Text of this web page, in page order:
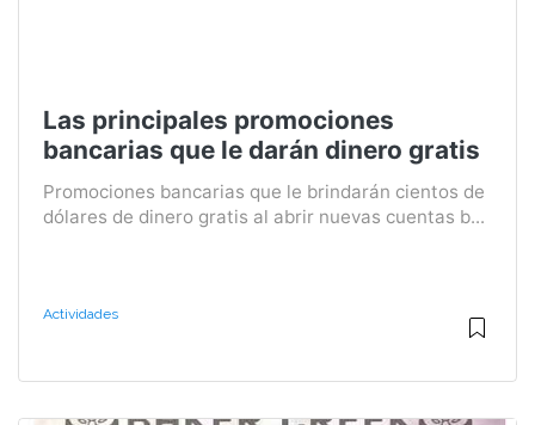
Las principales promociones
bancarias que le darán dinero gratis
Promociones bancarias que le brindarán cientos de
dólares de dinero gratis al abrir nuevas cuentas b...
Actividades